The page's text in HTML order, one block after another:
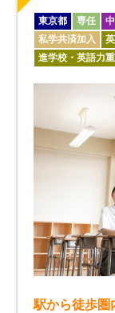
東京都 専任
私学共済加入
進学校・英語力
駅から徒歩圏